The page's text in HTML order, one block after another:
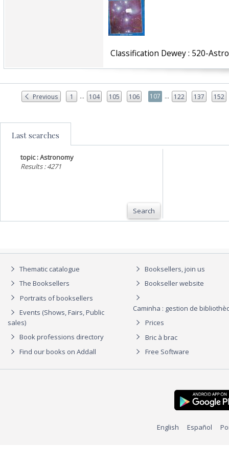
Classification Dewey : 520-
Previous 1 ... 104 105 106 107 ... 122 137 152
Last searches
topic : Astronomy
Results : 4271
Search
Thematic catalogue
The Booksellers
Portraits of booksellers
Events (Shows, Fairs, Public
sales)
Book professions directory
Find our books on Addall
Booksellers, join us
Bookseller website
Caminha : gestion de
Prices
Bric à brac
Free Software
English Español